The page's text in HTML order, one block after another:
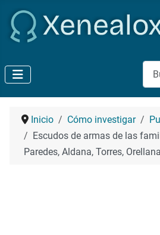
Inicio Cómo investigar
Escudos de armas de las
Paredes, Aldana, Torres,